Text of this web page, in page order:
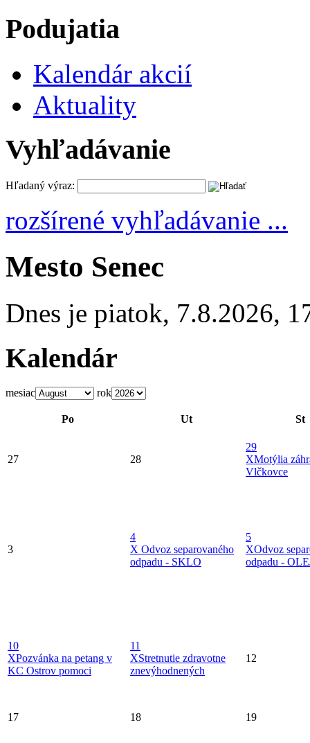
Podujatia
Kalendár akcií
Aktuality
Vyhľadávanie
Hľadaný výraz:
rozšírené vyhľadávanie ...
Mesto Senec
Dnes je piatok, 7.8.2026,
Kalendár
mesiac rok
Po Ut St
27 28
29
XMotýlia
Vlčkovce
3
4
X Odvoz separovaného
odpadu - SKLO
5
XOdvoz
odpadu -
10
XPozvánka na petang v
KC Ostrov pomoci
11
XStretnutie zdravotne
znevýhodnených
12
17 18 19